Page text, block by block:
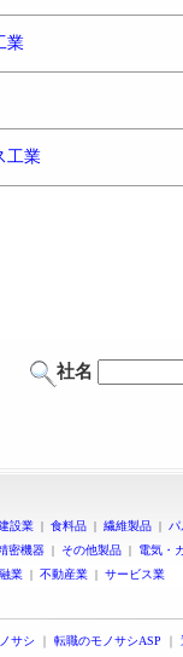
業
工業
社名
設業 | 食料品 | 繊維製品 |
密機器 | その他製品 | 電気・
業 | 不動産業 | サービス業
サシ ｜ 転職のモノサシASP ｜